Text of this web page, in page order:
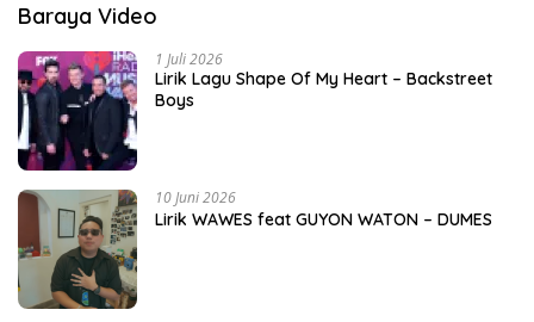
Baraya Video
1 Juli 2026
Lirik Lagu Shape Of My Heart – Backstreet
Boys
10 Juni 2026
Lirik WAWES feat GUYON WATON – DUMES